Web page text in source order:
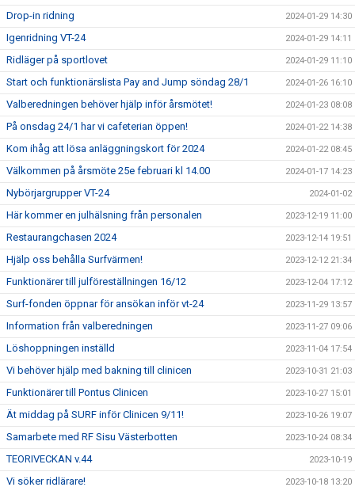
Drop-in ridning 2024-01-29 14:30
Igenridning VT-24 2024-01-29 14:11
Ridläger på sportlovet 2024-01-29 11:10
Start och funktionärslista Pay and Jump söndag 28/1 2024-01-26 16:10
Valberedningen behöver hjälp inför årsmötet! 2024-01-23 08:08
På onsdag 24/1 har vi cafeterian öppen! 2024-01-22 14:38
Kom ihåg att lösa anläggningskort för 2024 2024-01-22 08:45
Välkommen på årsmöte 25e februari kl 14.00 2024-01-17 14:23
Nybörjargrupper VT-24 2024-01-02
Här kommer en julhälsning från personalen 2023-12-19 11:00
Restaurangchasen 2024 2023-12-14 19:51
Hjälp oss behålla Surfvärmen! 2023-12-12 21:34
Funktionärer till julföreställningen 16/12 2023-12-04 17:12
Surf-fonden öppnar för ansökan inför vt-24 2023-11-29 13:57
Information från valberedningen 2023-11-27 09:06
Löshoppningen inställd 2023-11-04 17:54
Vi behöver hjälp med bakning till clinicen 2023-10-31 21:03
Funktionärer till Pontus Clinicen 2023-10-27 15:01
Ät middag på SURF inför Clinicen 9/11! 2023-10-26 19:07
Samarbete med RF Sisu Västerbotten 2023-10-24 08:34
TEORIVECKAN v.44 2023-10-19
Vi söker ridlärare! 2023-10-18 13:20